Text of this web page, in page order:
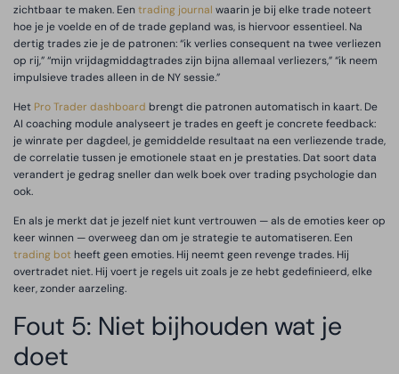
zichtbaar te maken. Een trading journal waarin je bij elke trade noteert
hoe je je voelde en of de trade gepland was, is hiervoor essentieel. Na
dertig trades zie je de patronen: “ik verlies consequent na twee verliezen
op rij,” “mijn vrijdagmiddagtrades zijn bijna allemaal verliezers,” “ik neem
impulsieve trades alleen in de NY sessie.”
Het Pro Trader dashboard brengt die patronen automatisch in kaart. De
AI coaching module analyseert je trades en geeft je concrete feedback:
je winrate per dagdeel, je gemiddelde resultaat na een verliezende trade,
de correlatie tussen je emotionele staat en je prestaties. Dat soort data
verandert je gedrag sneller dan welk boek over trading psychologie dan
ook.
En als je merkt dat je jezelf niet kunt vertrouwen — als de emoties keer op
keer winnen — overweeg dan om je strategie te automatiseren. Een
trading bot heeft geen emoties. Hij neemt geen revenge trades. Hij
overtradet niet. Hij voert je regels uit zoals je ze hebt gedefinieerd, elke
keer, zonder aarzeling.
Fout 5: Niet bijhouden wat je
doet